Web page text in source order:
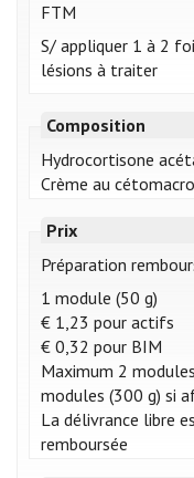
FTM
S/ appliquer 1 à 2
lésions à traiter
Composition
Hydrocortisone
Crème au
Prix
Préparation
1 module (50 g)
€ 1,23 pour actifs
€ 0,32 pour BIM
Maximum 2
modules (300 g) si
La délivrance libre
remboursée